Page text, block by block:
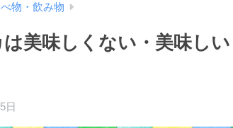
物・飲み物
美味しくない・美味し
日